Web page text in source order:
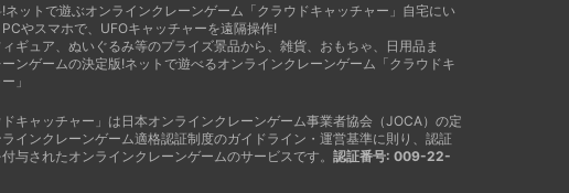
ネットで遊ぶオンラインクレーンゲーム「クラウドキャッチャー」自宅にい
やスマホで、UFOキャッチャーを遠隔操作!
ィギュア、ぬいぐるみ等のプライズ景品から、雑貨、おもちゃ、日用品ま
ンゲームの決定版!ネットで遊べるオンラインクレーンゲーム「クラウドキ
」
ドキャッチャー」は日本オンラインクレーンゲーム事業者協会（JOCA）の定
インクレーンゲーム適格認証制度のガイドライン・運営基準に則り、認証
与されたオンラインクレーンゲームのサービスです。 認証番号: 009-22-